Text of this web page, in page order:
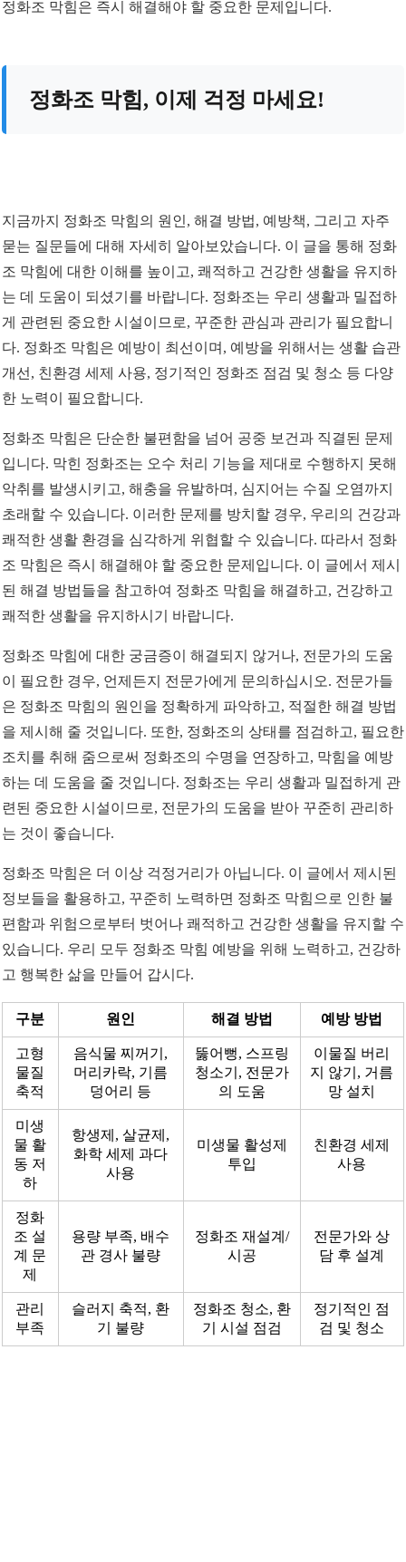
정화조 막힘은 즉시 해결해야 할 중요한 문제입니다.
정화조 막힘, 이제 걱정 마세요!
지금까지 정화조 막힘의 원인, 해결 방법, 예방책, 그리고 자주
묻는 질문들에 대해 자세히 알아보았습니다. 이 글을 통해 정화
조 막힘에 대한 이해를 높이고, 쾌적하고 건강한 생활을 유지하
는 데 도움이 되셨기를 바랍니다. 정화조는 우리 생활과 밀접하
게 관련된 중요한 시설이므로, 꾸준한 관심과 관리가 필요합니
다. 정화조 막힘은 예방이 최선이며, 예방을 위해서는 생활 습관
개선, 친환경 세제 사용, 정기적인 정화조 점검 및 청소 등 다양
한 노력이 필요합니다.
정화조 막힘은 단순한 불편함을 넘어 공중 보건과 직결된 문제
입니다. 막힌 정화조는 오수 처리 기능을 제대로 수행하지 못해
악취를 발생시키고, 해충을 유발하며, 심지어는 수질 오염까지
초래할 수 있습니다. 이러한 문제를 방치할 경우, 우리의 건강과
쾌적한 생활 환경을 심각하게 위협할 수 있습니다. 따라서 정화
조 막힘은 즉시 해결해야 할 중요한 문제입니다. 이 글에서 제시
된 해결 방법들을 참고하여 정화조 막힘을 해결하고, 건강하고
쾌적한 생활을 유지하시기 바랍니다.
정화조 막힘에 대한 궁금증이 해결되지 않거나, 전문가의 도움
이 필요한 경우, 언제든지 전문가에게 문의하십시오. 전문가들
은 정화조 막힘의 원인을 정확하게 파악하고, 적절한 해결 방법
을 제시해 줄 것입니다. 또한, 정화조의 상태를 점검하고, 필요한
조치를 취해 줌으로써 정화조의 수명을 연장하고, 막힘을 예방
하는 데 도움을 줄 것입니다. 정화조는 우리 생활과 밀접하게 관
련된 중요한 시설이므로, 전문가의 도움을 받아 꾸준히 관리하
는 것이 좋습니다.
정화조 막힘은 더 이상 걱정거리가 아닙니다. 이 글에서 제시된
정보들을 활용하고, 꾸준히 노력하면 정화조 막힘으로 인한 불
편함과 위험으로부터 벗어나 쾌적하고 건강한 생활을 유지할 수
있습니다. 우리 모두 정화조 막힘 예방을 위해 노력하고, 건강하
고 행복한 삶을 만들어 갑시다.
구분 원인 해결 방법 예방 방법
고형
물질
축적
음식물 찌꺼기,
머리카락, 기름
덩어리 등
뚫어뻥, 스프링
청소기, 전문가
의 도움
이물질 버리
지 않기, 거름
망 설치
미생
물 활
동 저
하
항생제, 살균제,
화학 세제 과다
사용
미생물 활성제
투입
친환경 세제
사용
정화
조 설
계 문
제
용량 부족, 배수
관 경사 불량
정화조 재설계/
시공
전문가와 상
담 후 설계
관리
부족
슬러지 축적, 환
기 불량
정화조 청소, 환
기 시설 점검
정기적인 점
검 및 청소